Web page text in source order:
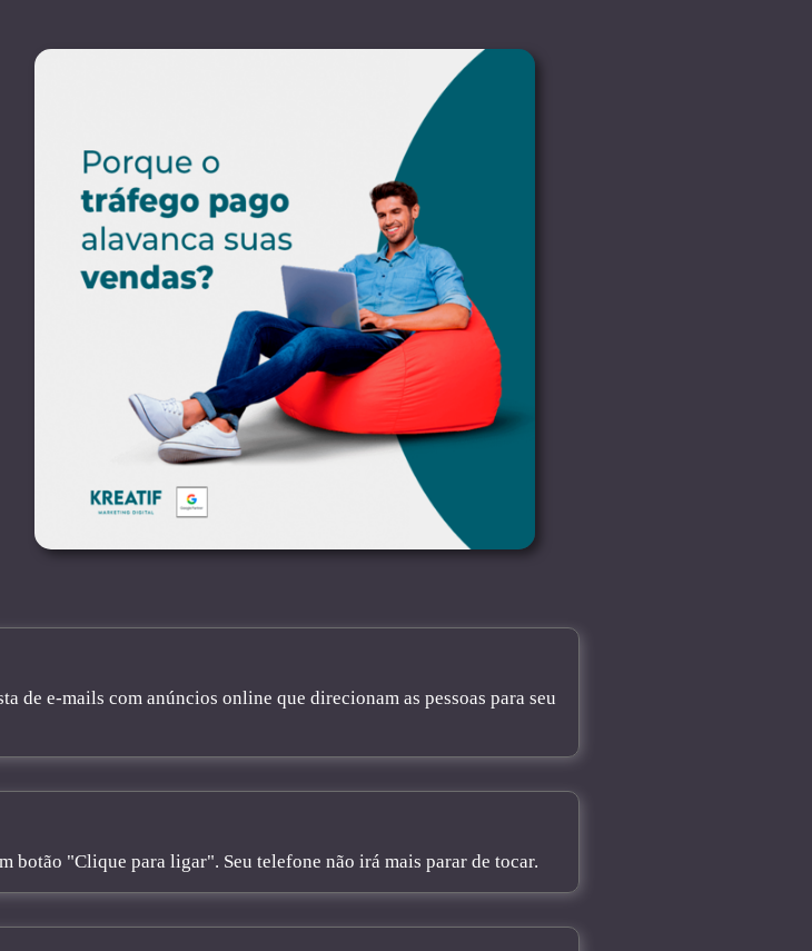
de e-mails com anúncios online que direcionam as pessoas para seu
botão "Clique para ligar". Seu telefone não irá mais parar de tocar.